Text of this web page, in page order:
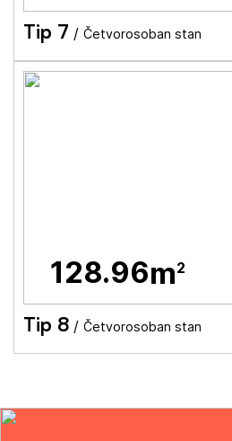
Tip 7 / Četvorosoban stan
128.96m2
Tip 8 / Četvorosoban stan